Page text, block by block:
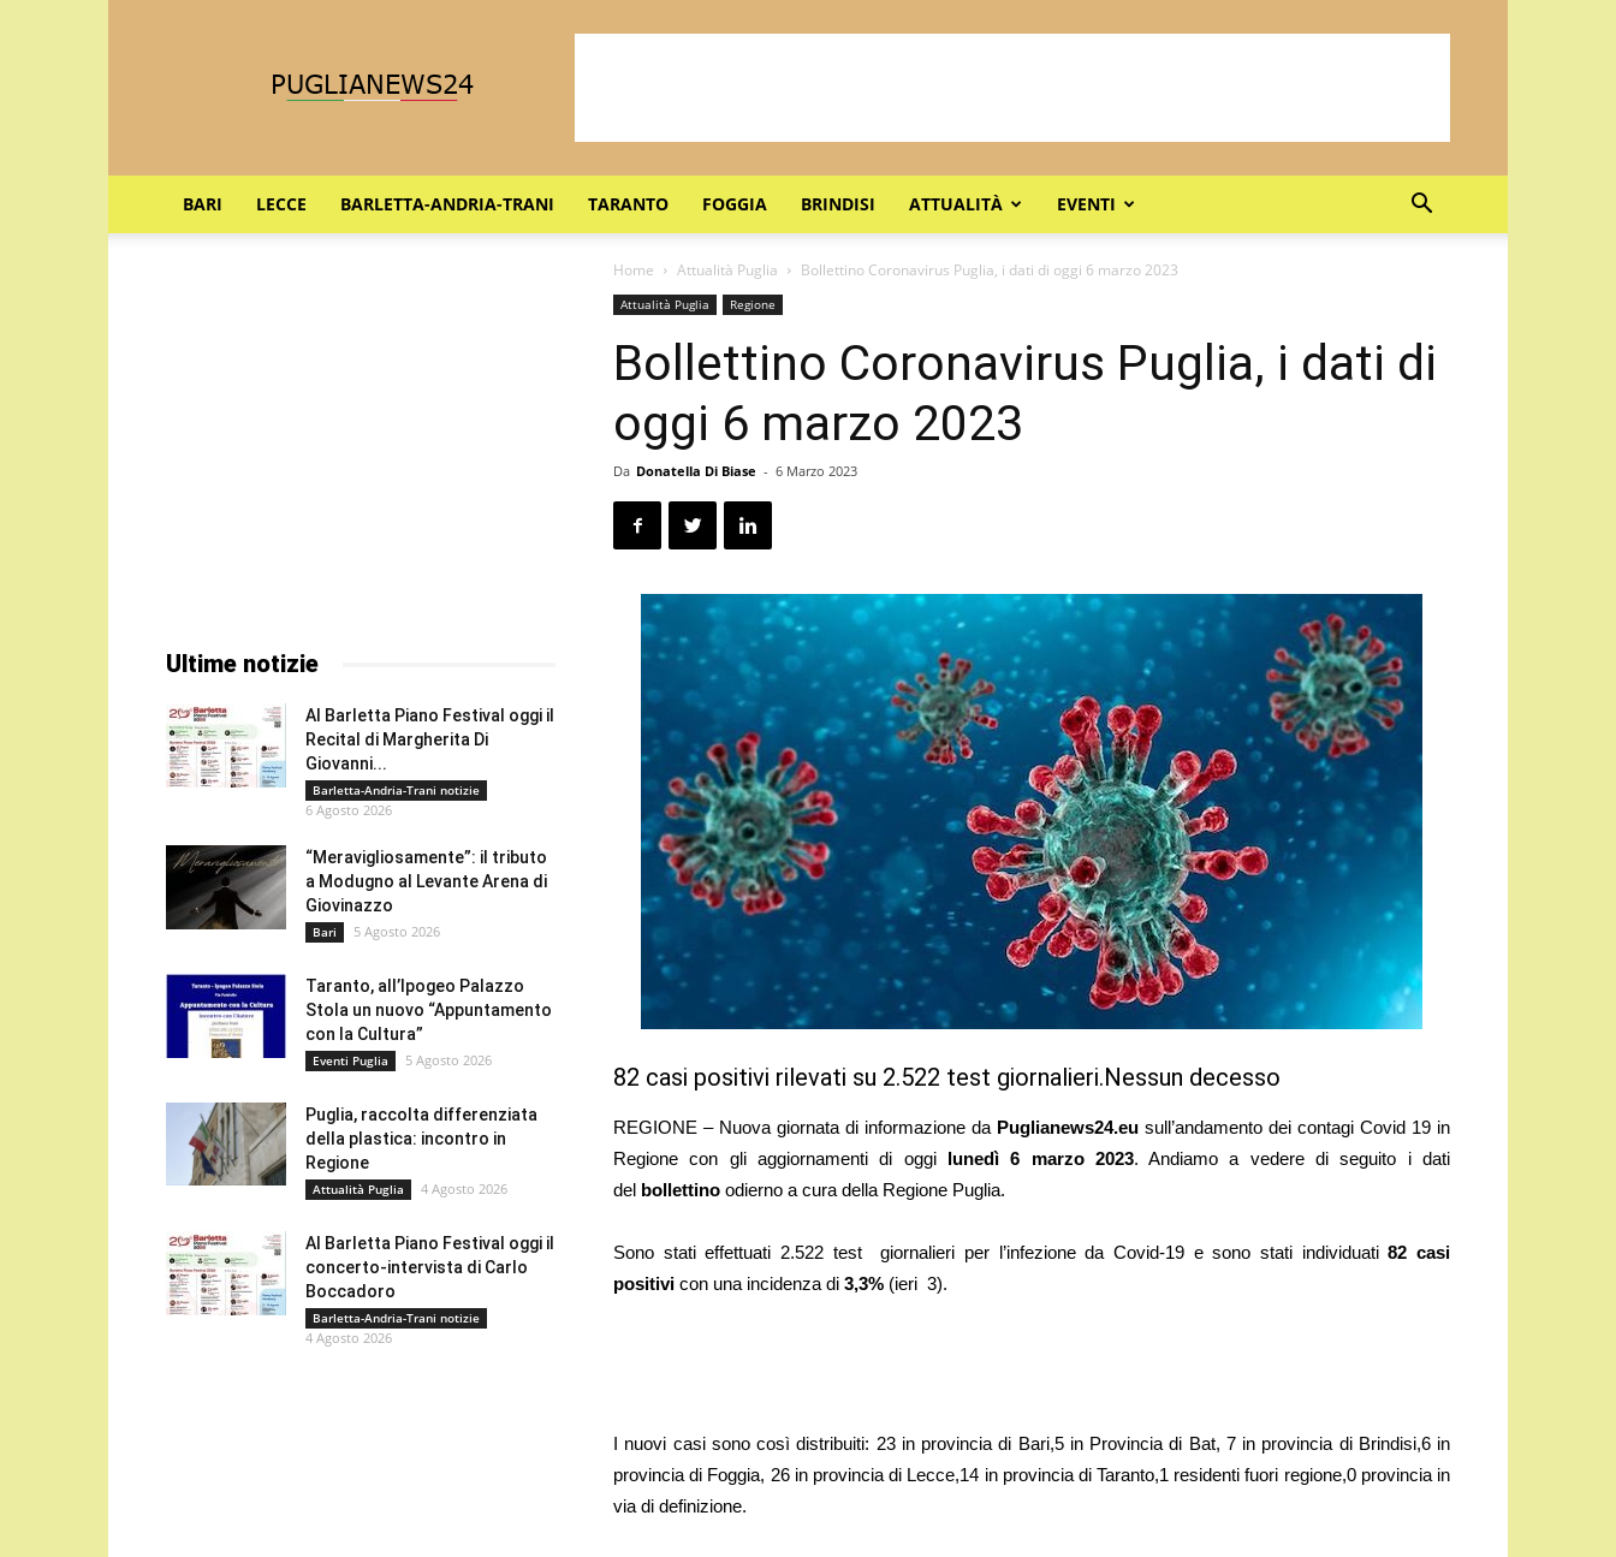
BARI LECCE BARLETTA-ANDRIA-TRANI TARANTO FOGGIA BRINDISI ATTUALITÀ EVENTI
Home Attualità Puglia Bollettino Coronavirus Puglia, i dati di oggi 6 marzo 2023
Attualità Puglia Regione
Bollettino Coronavirus Puglia, i dati di
oggi 6 marzo 2023
Da Donatella Di Biase - 6 Marzo 2023
82 casi positivi rilevati su 2.522 test giornalieri.Nessun decesso
REGIONE – Nuova giornata di informazione da Puglianews24.eu sull’andamento dei contagi Covid 19 in
Regione con gli aggiornamenti di oggilunedì 6 marzo 2023. Andiamo a vedere di seguito i dati
del bollettino odierno a cura della Regione Puglia.
Sono stati effettuati 2.522 test giornalieri per l’infezione da Covid-19 e sono stati individuati82 casi
positivi con una incidenza di 3,3% (ieri 3).
I nuovi casi sono così distribuiti: 23 in provincia di Bari,5 in Provincia di Bat, 7 in provincia di Brindisi,6 in
provincia di Foggia, 26 in provincia di Lecce,14 in provincia di Taranto,1 residenti fuori regione,0 provincia in
via di definizione.
Ultime notizie
Al Barletta Piano Festival oggi il
Recital di Margherita Di
Giovanni...
Barletta-Andria-Trani notizie
6 Agosto 2026
“Meravigliosamente”: il tributo
a Modugno al Levante Arena di
Giovinazzo
Bari 5 Agosto 2026
Taranto, all’Ipogeo Palazzo
Stola un nuovo “Appuntamento
con la Cultura”
Eventi Puglia 5 Agosto 2026
Puglia, raccolta differenziata
della plastica: incontro in
Regione
Attualità Puglia 4 Agosto 2026
Al Barletta Piano Festival oggi il
concerto-intervista di Carlo
Boccadoro
Barletta-Andria-Trani notizie
4 Agosto 2026